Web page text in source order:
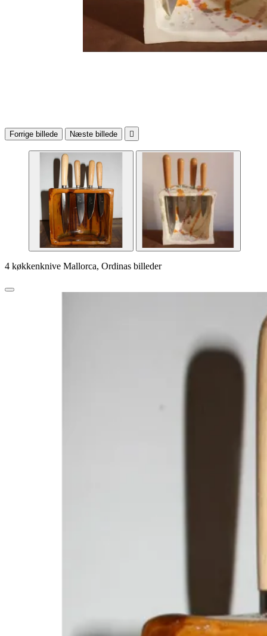
Forrige billede Næste billede 
4 køkkenknive Mallorca, Ordinas billeder